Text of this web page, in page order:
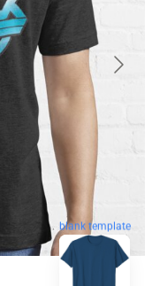
blank template